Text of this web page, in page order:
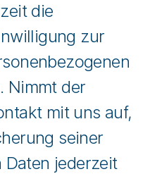
die
zur
Nimmt der
mit uns auf,
seiner
Daten jederzeit